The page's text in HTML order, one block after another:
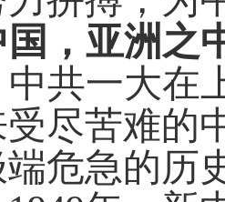
，亚洲之
中共一大在
尽苦难的
危急的历